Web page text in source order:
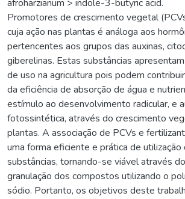
afroharzianum > indole-3-butyric acid.
Promotores de crescimento vegetal
cuja ação nas plantas é análoga aos
pertencentes aos grupos das auxinas,
giberelinas. Estas substâncias
de uso na agricultura pois podem
da eficiência de absorção de água e
estímulo ao desenvolvimento radicular, e
fotossintética, através do crescimento
plantas. A associação de PCVs e
uma forma eficiente e prática de utilização
substâncias, tornando-se viável através
granulação dos compostos utilizando o
sódio. Portanto, os objetivos deste